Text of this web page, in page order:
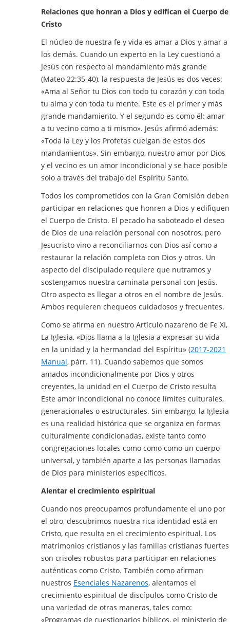
Relaciones que honran a Dios y edifican el Cuerpo de
Cristo
El núcleo de nuestra fe y vida es amar a Dios y amar a
los demás. Cuando un experto en la Ley cuestionó a
Jesús con respecto al mandamiento más grande
(Mateo 22:35-40), la respuesta de Jesús es dos veces:
«Ama al Señor tu Dios con todo tu corazón y con toda
tu alma y con toda tu mente. Este es el primer y más
grande mandamiento. Y el segundo es como él: amar
a tu vecino como a ti mismo». Jesús afirmó además:
«Toda la Ley y los Profetas cuelgan de estos dos
mandamientos». Sin embargo, nuestro amor por Dios
y el vecino es un amor incondicional y se hace posible
solo a través del trabajo del Espíritu Santo.
Todos los comprometidos con la Gran Comisión deben
participar en relaciones que honren a Dios y edifiquen
el Cuerpo de Cristo. El pecado ha saboteado el deseo
de Dios de una relación personal con nosotros, pero
Jesucristo vino a reconciliarnos con Dios así como a
restaurar la relación completa con Dios y otros. Un
aspecto del discipulado requiere que nutramos y
sostengamos nuestra caminata personal con Jesús.
Otro aspecto es llegar a otros en el nombre de Jesús.
Ambos requieren chequeos cuidadosos y frecuentes.
Como se afirma en nuestro Artículo nazareno de Fe XI,
La Iglesia, «Dios llama a la Iglesia a expresar su vida
en la unidad y la hermandad del Espíritu» (2017-2021
Manual, párr. 11). Cuando sabemos que somos
amados incondicionalmente por Dios y otros
creyentes, la unidad en el Cuerpo de Cristo resulta
Este amor incondicional no conoce límites culturales,
generacionales o estructurales. Sin embargo, la Iglesia
es una realidad histórica que se organiza en formas
culturalmente condicionadas, existe tanto como
congregaciones locales como como como un cuerpo
universal, y también aparte a las personas llamadas
de Dios para ministerios específicos.
Alentar el crecimiento espiritual
Cuando nos preocupamos profundamente el uno por
el otro, descubrimos nuestra rica identidad está en
Cristo, que resulta en el crecimiento espiritual. Los
matrimonios cristianos y las familias cristianas fuertes
son crisoles robustos para participar en relaciones
auténticas como Cristo. También como afirman
nuestros Esenciales Nazarenos, alentamos el
crecimiento espiritual de discípulos como Cristo de
una variedad de otras maneras, tales como:
«Programas de cuestionarios bíblicos, el ministerio de